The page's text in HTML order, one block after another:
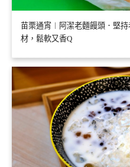
苗栗通宵︱阿潔老麵饅頭．堅
材，鬆軟又香Q